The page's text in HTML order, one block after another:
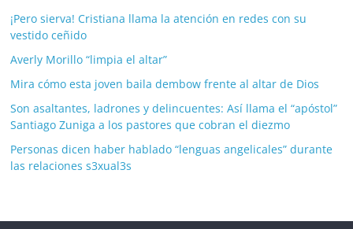
¡Pero sierva! Cristiana llama la atención en redes con su
vestido ceñido
Averly Morillo “limpia el altar”
Mira cómo esta joven baila dembow frente al altar de Dios
Son asaltantes, ladrones y delincuentes: Así llama el “apóstol”
Santiago Zuniga a los pastores que cobran el diezmo
Personas dicen haber hablado “lenguas angelicales” durante
las relaciones s3xual3s